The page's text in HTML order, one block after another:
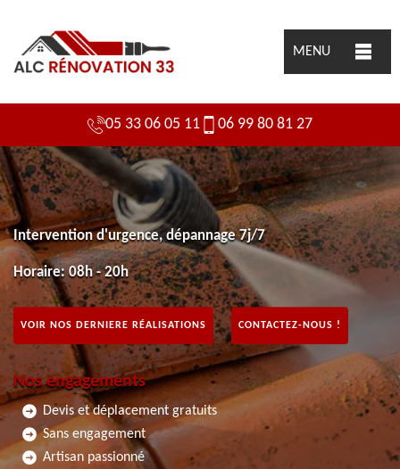
MENU
05 33 06 05 11 06 99 80 81 27
Intervention d'urgence, dépannage 7j/7
Horaire: 08h - 20h
VOIR NOS DERNIERE RÉALISATIONS CONTACTEZ-NOUS !
Nos engagements
Devis et déplacement gratuits
Sans engagement
Artisan passionné